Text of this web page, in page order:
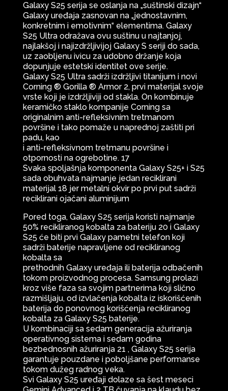
Galaxy S25 serija se oslanja na „suštinski dizajn“
Galaxy uređaja zasnovan na „jednostavnim,
konkretnim i emotivnim“ elementima. Galaxy
S25 Ultra odražava ovu suštinu u najtanjoj,
najlakšoj i najizdržljivijoj Galaxy S seriji do sada,
uz zaobljenu ivicu za udobno držanje koja
dopunjuje estetski identitet ove serije.
Galaxy S25 Ultra sadrži izdržljivi titanijum i novi
Corning ® Gorilla ® Armor 2, prvi materijal svoje
vrste koji je izdržljiviji od stakla. On kombinuje
keramičko staklo kompanije Corning sa
originalnim anti-refleksivnim tretmanom
površine i tako pomaže u naprednoj zaštiti pri
padu, kao
i anti-refleksivnom tretmanu površine i
otpornosti na ogrebotine. 17
Svaka spoljašnja komponenta Galaxy S25+ i S25
sada obuhvata najmanje jedan reciklirani
materijal 18 jer metalni okvir po prvi put sadrži
reciklirani ojačani aluminijum
Pored toga, Galaxy S25 serija koristi najmanje
50% recikliranog kobalta za bateriju 20 i Galaxy
S25 će biti prvi Galaxy pametni telefon koji
sadrži baterije napravljene od recikliranog
kobalta sa
prethodnih Galaxy uređaja ili baterija odbačenih
tokom proizvodnog procesa. Samsung prolazi
kroz više faza sa svojim partnerima koji slično
razmišljaju, od izvlačenja kobalta iz iskorišćenih
baterija do ponovnog korišćenja recikliranog
kobalta za Galaxy S25 baterije.
U kombinaciji sa sedam generacija ažuriranja
operativnog sistema i sedam godina
bezbednosnih ažuriranja 21 , Galaxy S25 serija
garantuje pouzdane i poboljšane performanse
tokom dužeg radnog veka.
Svi Galaxy S25 uređaji dolaze sa šest meseci